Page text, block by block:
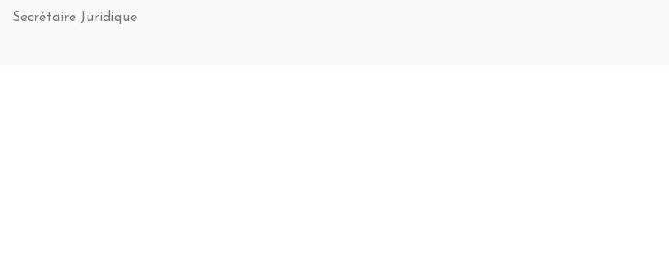
Secrétaire Juridique